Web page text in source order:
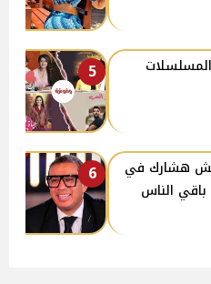
5
6
هشارك في
الناس